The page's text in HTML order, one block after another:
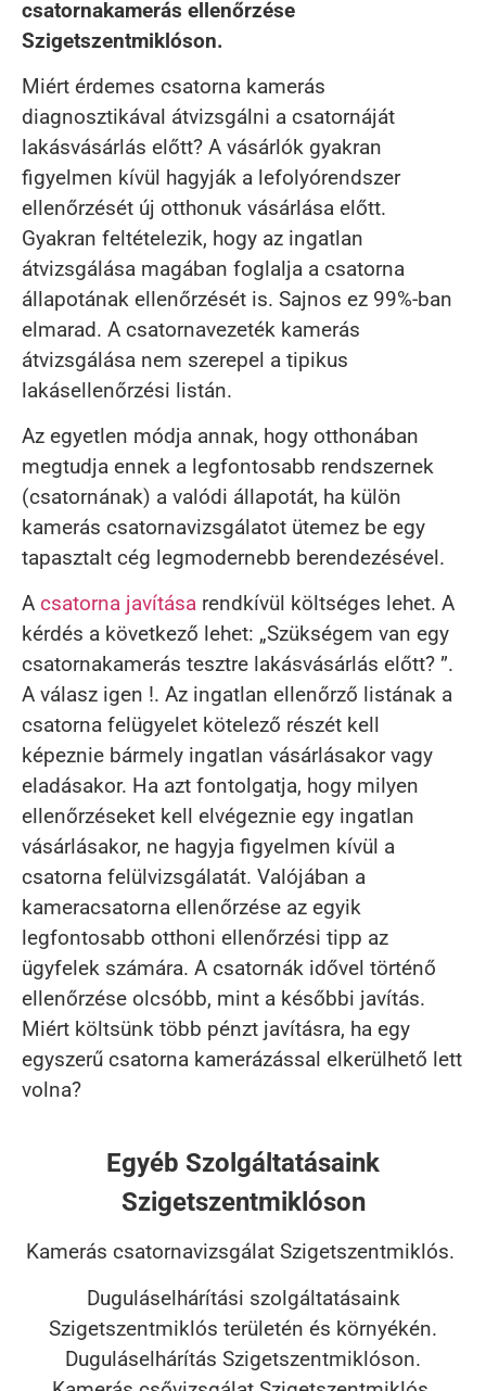
csatornakamerás ellenőrzése
Szigetszentmiklóson.
Miért érdemes csatorna kamerás
diagnosztikával átvizsgálni a csatornáját
lakásvásárlás előtt? A vásárlók gyakran
figyelmen kívül hagyják a lefolyórendszer
ellenőrzését új otthonuk vásárlása előtt.
Gyakran feltételezik, hogy az ingatlan
átvizsgálása magában foglalja a csatorna
állapotának ellenőrzését is. Sajnos ez 99%-ban
elmarad. A csatornavezeték kamerás
átvizsgálása nem szerepel a tipikus
lakásellenőrzési listán.
Az egyetlen módja annak, hogy otthonában
megtudja ennek a legfontosabb rendszernek
(csatornának) a valódi állapotát, ha külön
kamerás csatornavizsgálatot ütemez be egy
tapasztalt cég legmodernebb berendezésével.
A csatorna javítása rendkívül költséges lehet. A
kérdés a következő lehet: „Szükségem van egy
csatornakamerás tesztre lakásvásárlás előtt? ”.
A válasz igen !. Az ingatlan ellenőrző listának a
csatorna felügyelet kötelező részét kell
képeznie bármely ingatlan vásárlásakor vagy
eladásakor. Ha azt fontolgatja, hogy milyen
ellenőrzéseket kell elvégeznie egy ingatlan
vásárlásakor, ne hagyja figyelmen kívül a
csatorna felülvizsgálatát. Valójában a
kameracsatorna ellenőrzése az egyik
legfontosabb otthoni ellenőrzési tipp az
ügyfelek számára. A csatornák idővel történő
ellenőrzése olcsóbb, mint a későbbi javítás.
Miért költsünk több pénzt javításra, ha egy
egyszerű csatorna kamerázással elkerülhető lett
volna?
Egyéb Szolgáltatásaink
Szigetszentmiklóson
Kamerás csatornavizsgálat Szigetszentmiklós.
Duguláselhárítási szolgáltatásaink
Szigetszentmiklós területén és környékén.
Duguláselhárítás Szigetszentmiklóson.